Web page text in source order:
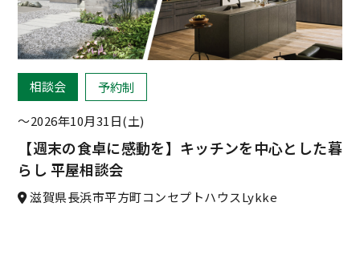
相談会
予約制
〜2026年10月31日(土)
【週末の食卓に感動を】キッチンを中心とした暮
らし 平屋相談会
滋賀県長浜市平方町コンセプトハウスLykke